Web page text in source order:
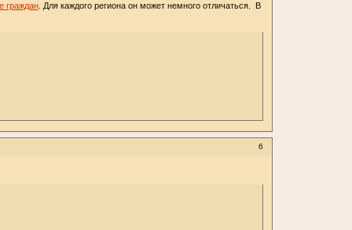
граждан. Для каждого региона он может немного отличаться. В
6